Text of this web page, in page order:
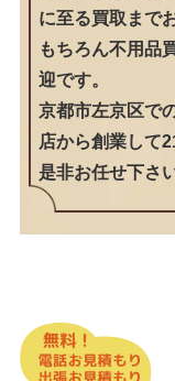
に至る買取まで
もちろん不用品
迎です。
京都市左京区で
店から創業して
是非お任せ下さ